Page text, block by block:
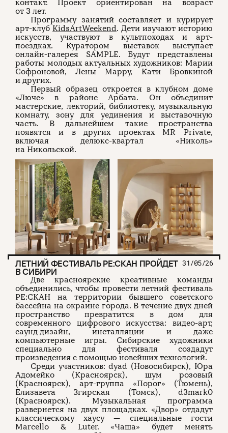
контакт. Проект ориентирован на возраст
от 3 лет.
Программу занятий составляет и курирует
арт-клуб KidsArtWeekend. Дети изучают историю
искусств, участвуют в культпоходах и арт-
поездках. Куратором выставок выступает
онлайн-галерея SAMPLE. Будут представлены
работы молодых актуальных художников: Марии
Софроновой, Лены Марру, Кати Бровкиной
и других.
Первый образец откроется в клубном доме
«Люче» в районе Арбата. Он объединит
мастерские, лекторий, библиотеку, музыкальную
комнату, зону для уединения и выставочную
часть. В дальнейшем такие пространства
появятся и в других проектах MR Private,
включая делюкс-квартал «Николь»
на Никольской.
ЛЕТНИЙ ФЕСТИВАЛЬ РЕ:СКАН ПРОЙДЕТ
В СИБИРИ
31/05/26
Две красноярские креативные команды
объединились, чтобы провести летний фестиваль
РЕ:СКАН на территории бывшего советского
бассейна на окраине города. В течение двух дней
пространство превратится в дом для
современного цифрового искусства: видео-арт,
саунд-дизайн, инсталляции и даже
компьютерные игры. Сибирские художники
специально для фестиваля создадут
произведения с помощью новейших технологий.
Среди участников: dyad (Новосибирск), Юра
Адомейко (Красноярск), шум розовый
(Красноярск), арт-группа «Порог» (Тюмень),
Елизавета Згирская (Томск), d3mark0
(Красноярск). Музыкальная программа
развернется на двух площадках. «Двор» отдадут
классическому хаусу — специальные гости
Marcello & Luter. «Чаша» будет менять